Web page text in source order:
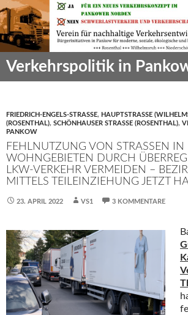
Zum
Inhalt
springen
Verkehrspolitik in
Suchen
FRIEDRICH-ENGELS-STRASSE , HAUPTSTRASSE
(ROSENTHAL), SCHÖNHAUSER STRASSE (ROSENTHAL) ,
PANKOW
FEHLNUTZUNG VON STRASSEN IN W
OHNGEBIETEN DURCH
KW-VERKEHR VERMEIDEN – BEZIRK
ITTELS TEILEINZIEHUNG JETZT
23. APRIL 2022 VS1 3 KOMMENTARE